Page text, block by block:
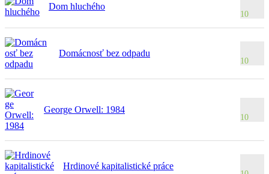
Dom hluchého
10
Domácnosť bez odpadu
10
George Orwell: 1984
10
Hrdinové kapitalistické práce